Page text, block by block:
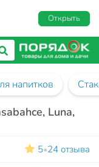
Открыть
напитков
Luna,
5•24 отзыва